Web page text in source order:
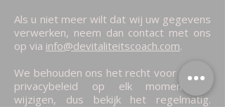
Als u niet meer wilt dat wij uw gegevens
verwerken, neem dan contact met ons
op via info@devitaliteitscoach.com.
We behouden ons het recht voor om dit
privacybeleid op elk moment te
wijzigen, dus bekijk het regelmatig.